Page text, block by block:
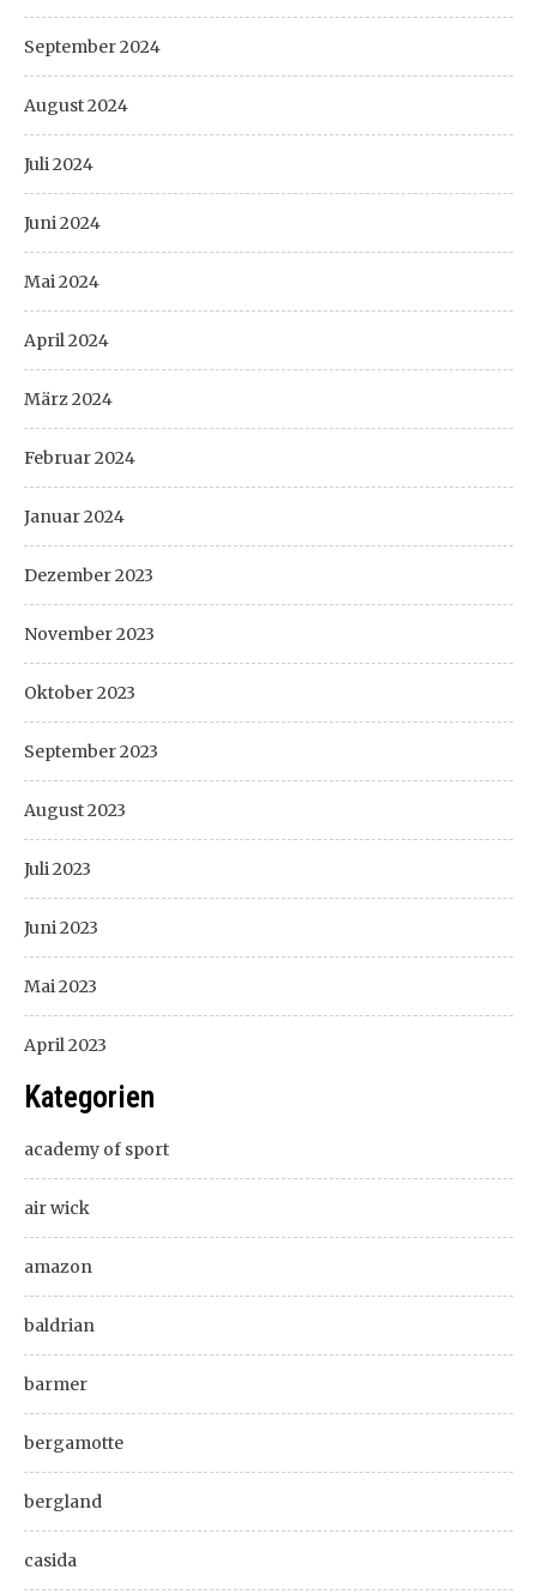
September 2024
August 2024
Juli 2024
Juni 2024
Mai 2024
April 2024
März 2024
Februar 2024
Januar 2024
Dezember 2023
November 2023
Oktober 2023
September 2023
August 2023
Juli 2023
Juni 2023
Mai 2023
April 2023
Kategorien
academy of sport
air wick
amazon
baldrian
barmer
bergamotte
bergland
casida